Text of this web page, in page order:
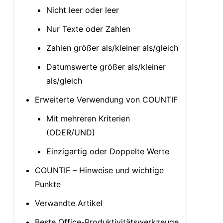
Nicht leer oder leer
Nur Texte oder Zahlen
Zahlen größer als/kleiner als/gleich
Datumswerte größer als/kleiner
als/gleich
Erweiterte Verwendung von COUNTIF
Mit mehreren Kriterien
(ODER/UND)
Einzigartig oder Doppelte Werte
COUNTIF – Hinweise und wichtige
Punkte
Verwandte Artikel